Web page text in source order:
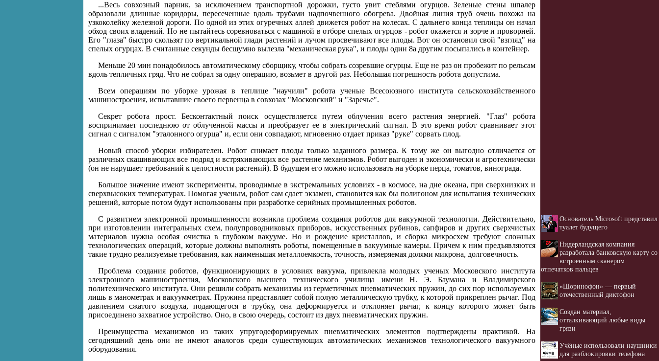
...Весь совхозный парник, за исключением транспортной дорожки, густо увит стеблями огурцов. Зеленые стены шпалер
образовали длинные коридоры, пересеченные вдоль трубами надпочвенного обогрева. Двойная линия труб очень похожа на
узкоколейку железной дороги. По одной из этих огуречных аллей движется робот на колесах. С дальнего конца теплицы он начал
обход своих владений. Но не пытайтесь соревноваться с машиной в отборе спелых огурцов - робот окажется и зорче и проворней.
Его "глаза" быстро скользят по вертикальной глади растений и лучом просвечивают все плоды. Вот он остановил свой "взгляд" на
спелых огурцах. В считанные секунды бесшумно вылезла "механическая рука", и плоды один 8а другим посыпались в контейнер.
Меньше 20 мин понадобилось автоматическому сборщику, чтобы собрать созревшие огурцы. Еще не раз он пробежит по рельсам
вдоль тепличных гряд. Что не собрал за одну операцию, возьмет в другой раз. Небольшая погрешность робота допустима.
Всем операциям по уборке урожая в теплице "научили" робота ученые Всесоюзного института сельскохозяйственного
машиностроения, испытавшие своего первенца в совхозах "Московский" и "Заречье".
Секрет робота прост. Бесконтактный поиск осуществляется путем облучения всего растения энергией. "Глаз" робота
воспринимает последнюю от облученной массы и преобразует ее в электрический сигнал. В это время робот сравнивает этот
сигнал с сигналом "эталонного огурца" и, если они совпадают, мгновенно отдает приказ "руке" сорвать плод.
Новый способ уборки избирателен. Робот снимает плоды только заданного размера. К тому же он выгодно отличается от
различных скашивающих все подряд и встряхивающих все растение механизмов. Робот выгоден и экономически и агротехнически
(он не нарушает требований к целостности растений). В будущем его можно использовать на уборке перца, томатов, винограда.
Большое значение имеют эксперименты, проводимые в экстремальных условиях - в космосе, на дне океана, при сверхнизких и
сверхвысоких температурах. Помогая ученым, робот сам сдает экзамен, становится как бы полигоном для испытания технических
решений, которые потом будут использованы при разработке серийных промышленных роботов.
С развитием электронной промышленности возникла проблема создания роботов для вакуумной технологии. Действительно,
при изготовлении интегральных схем, полупроводниковых приборов, искусственных рубинов, сапфиров и других сверхчистых
материалов нужна особая очистка в глубоком вакууме. Но и рождение кристаллов, и сборка микросхем требуют сложных
технологических операций, которые должны выполнять роботы, помещенные в вакуумные камеры. Причем к ним предъявляются
такие трудно реализуемые требования, как наименьшая металлоемкость, точность, измеряемая долями микрона, долговечность.
Проблема создания роботов, функционирующих в условиях вакуума, привлекла молодых ученых Московского института
электронного машиностроения, Московского высшего технического училища имени Н. Э. Баумана и Владимирского
политехнического института. Они решили собрать механизмы из герметичных пневматических пружин, до сих пор используемых
лишь в манометрах и вакуумметрах. Пружина представляет собой полую металлическую трубку, к которой прикреплен рычаг. Под
давлением сжатого воздуха, подающегося в трубку, она деформируется и отклоняет рычаг, к концу которого может быть
присоединено захватное устройство. Оно, в свою очередь, состоит из двух пневматических пружин.
Преимущества механизмов из таких упругодеформируемых пневматических элементов подтверждены практикой. На
сегодняшний день они не имеют аналогов среди существующих автоматических механизмов технологического вакуумного
оборудования.
Основатель Microsoft представил
туалет будущего
Нидерландская компания
разработала банковскую карту со
встроенным сканером
отпечатков пальцев
«Шоринофон» — первый
отечественный диктофон
Создан материал,
отталкивающий любые виды
грязи
Учёные использовали наушники
для разблокировки телефона